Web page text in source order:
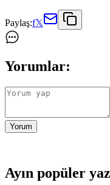
Paylaş:f𝕏
Yorumlar:
Yorum
Ayın popüler